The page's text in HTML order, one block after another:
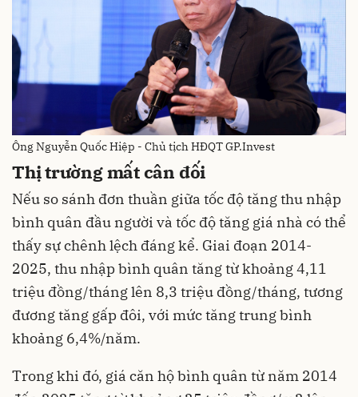
Ông Nguyễn Quốc Hiệp - Chủ tịch HĐQT GP.Invest
Thị trường mất cân đối
Nếu so sánh đơn thuần giữa tốc độ tăng thu nhập
bình quân đầu người và tốc độ tăng giá nhà có thể
thấy sự chênh lệch đáng kể. Giai đoạn 2014-
2025, thu nhập bình quân tăng từ khoảng 4,11
triệu đồng/tháng lên 8,3 triệu đồng/tháng, tương
đương tăng gấp đôi, với mức tăng trung bình
khoảng 6,4%/năm.​
Trong khi đó, giá căn hộ bình quân từ năm 2014